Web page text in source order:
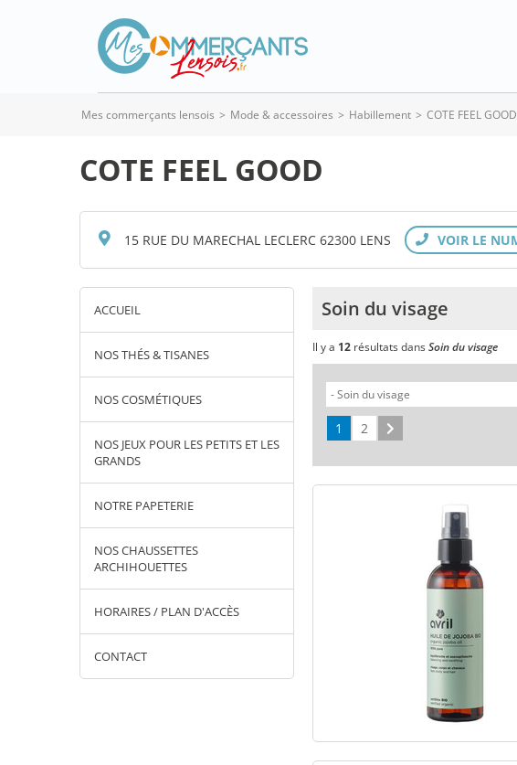
Mes commerçants lensois > Mode & accessoires > Habillement > COTE FEEL GOOD
COTE FEEL GOOD
15 RUE DU MARECHAL LECLERC 62300 LENS
ACCUEIL
NOS THÉS & TISANES
NOS COSMÉTIQUES
NOS JEUX POUR LES PETITS ET LES
GRANDS
NOTRE PAPETERIE
NOS CHAUSSETTES
ARCHIHOUETTES
HORAIRES / PLAN D'ACCÈS
CONTACT
Soin du visage
Il y a 12 résultats dansSoin du visage
1 2